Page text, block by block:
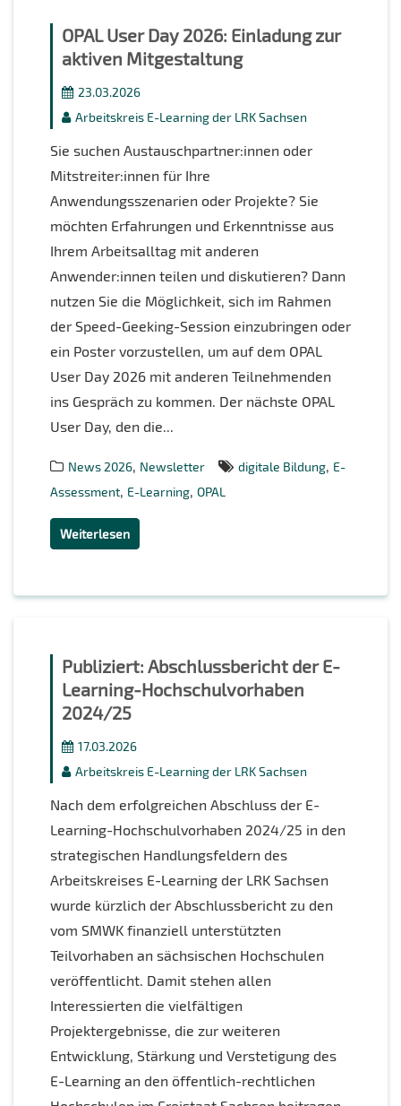
OPAL User Day 2026: Einladung zur
aktiven Mitgestaltung
23.03.2026
Arbeitskreis E-Learning der LRK Sachsen
Sie suchen Austauschpartner:innen oder
Mitstreiter:innen für Ihre
Anwendungsszenarien oder Projekte? Sie
möchten Erfahrungen und Erkenntnisse aus
Ihrem Arbeitsalltag mit anderen
Anwender:innen teilen und diskutieren? Dann
nutzen Sie die Möglichkeit, sich im Rahmen
der Speed-Geeking-Session einzubringen oder
ein Poster vorzustellen, um auf dem OPAL
User Day 2026 mit anderen Teilnehmenden
ins Gespräch zu kommen. Der nächste OPAL
User Day, den die...
News 2026, Newsletter digitale Bildung, E-
Assessment, E-Learning, OPAL
Weiterlesen
Publiziert: Abschlussbericht der E-
Learning-Hochschulvorhaben
2024/25
17.03.2026
Arbeitskreis E-Learning der LRK Sachsen
Nach dem erfolgreichen Abschluss der E-
Learning-Hochschulvorhaben 2024/25 in den
strategischen Handlungsfeldern des
Arbeitskreises E-Learning der LRK Sachsen
wurde kürzlich der Abschlussbericht zu den
vom SMWK finanziell unterstützten
Teilvorhaben an sächsischen Hochschulen
veröffentlicht. Damit stehen allen
Interessierten die vielfältigen
Projektergebnisse, die zur weiteren
Entwicklung, Stärkung und Verstetigung des
E-Learning an den öffentlich-rechtlichen